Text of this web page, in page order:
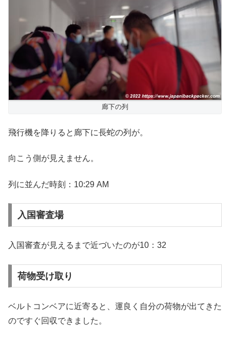
廊下の列
飛行機を降りると廊下に長蛇の列が。
向こう側が見えません。
列に並んだ時刻：10:29 AM
入国審査場
入国審査が見えるまで近づいたのが10：32
荷物受け取り
ベルトコンベアに近寄ると、運良く自分の荷物が出てきた
のですぐ回収できました。